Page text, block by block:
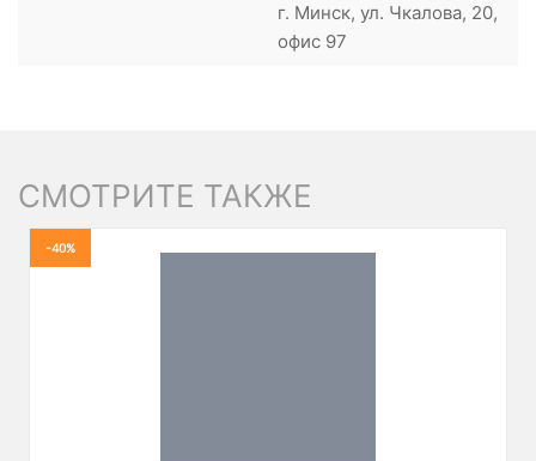
г. Минск, ул. Чкалова, 20,
офис 97
СМОТРИТЕ ТАКЖЕ
-40%